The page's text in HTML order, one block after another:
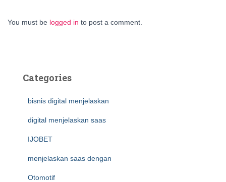
You must be logged in to post a comment.
Categories
bisnis digital menjelaskan
digital menjelaskan saas
IJOBET
menjelaskan saas dengan
Otomotif